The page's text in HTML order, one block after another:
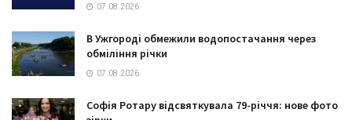
07.08.2026
В Ужгороді обмежили водопостачання через
обміління річки
07.08.2026
Софія Ротару відсвяткувала 79-річчя: нове фото